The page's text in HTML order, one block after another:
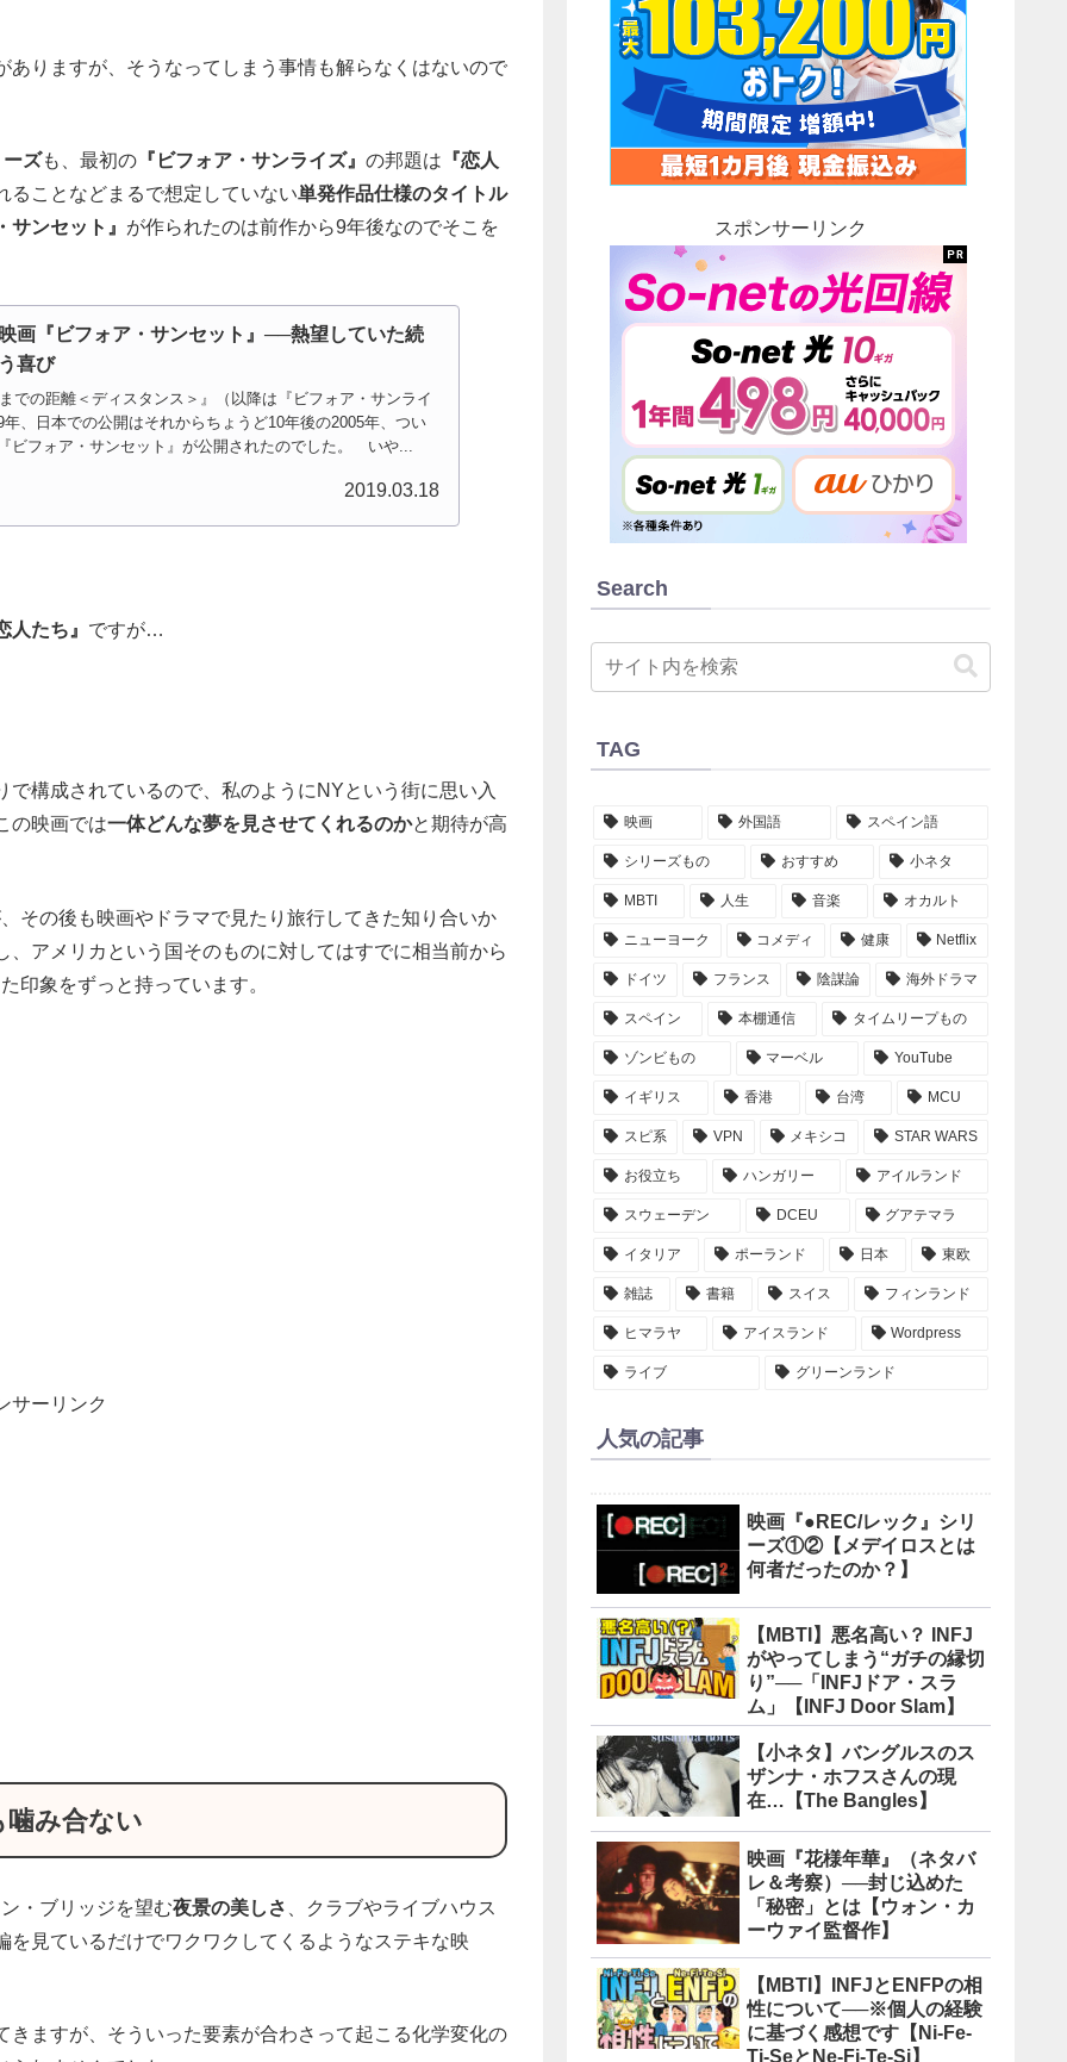
ありますが、そうなってしまう事情も解らなくはないので
ズも、最初の 『ビフォア・サンライズ』 の邦題は 『恋人
ることなどまるで想定していない単発作品仕様のタイトル
サンセット』 が作られたのは前作から9年後なのでそこを
画『ビフォア・サンセット』──熱望していた続
喜び
での距離＜ディスタンス＞』（以降は『ビフォア・サンライ
、日本での公開はそれからちょうど10年後の2005年、つい
ビフォア・サンセット』が公開されたのでした。 いや...
2019.03.18
人たち』 ですが…
で構成されているので、私のようにNYという街に思い入
の映画では一体どんな夢を見させてくれるのかと期待が高
の後も映画やドラマで見たり旅行してきた知り合いか
アメリカという国そのものに対してはすでに相当前から
印象をずっと持っています。
サーリンク
み合ない
・ブリッジを望む夜景の美しさ
、クラブやライブハウス
を見ているだけでワクワクしてくるようなステキな映
ますが、そういった要素が合わさって起こる化学変化の
スポンサーリンク
Search
TAG
映画 外国語 スペイン語
シリーズもの おすすめ 小ネタ
MBTI 人生 音楽 オカルト
ニューヨーク コメディ 健康 Netflix
ドイツ フランス 陰謀論 海外ドラマ
スペイン 本棚通信 タイムリープもの
ゾンビもの マーベル YouTube
イギリス 香港 台湾 MCU
スピ系 VPN メキシコ STAR WARS
お役立ち ハンガリー アイルランド
スウェーデン DCEU グアテマラ
イタリア ポーランド 日本 東欧
雑誌 書籍 スイス フィンランド
ヒマラヤ アイスランド Wordpress
ライブ グリーンランド
人気の記事
映画『●REC/レック』シリ
ーズ①②【メデイロスとは
何者だったのか？】
【MBTI】悪名高い？ INFJ
がやってしまう“ガチの縁切
り”──「INFJドア・スラ
ム」【INFJ Door Slam】
【小ネタ】バングルスのス
ザンナ・ホフスさんの現
在…【The Bangles】
映画『花様年華』（ネタバ
レ＆考察）──封じ込めた
「秘密」とは【ウォン・カ
ーウァイ監督作】
【MBTI】INFJとENFPの相
性について──※個人の経験
に基づく感想です【Ni-Fe-
Ti-SeとNe-Fi-Te-Si】